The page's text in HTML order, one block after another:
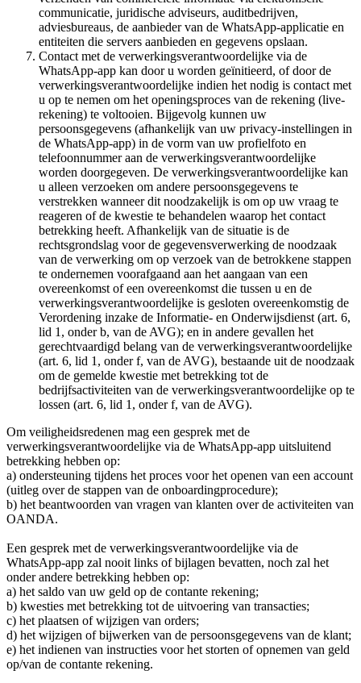
communicatie, juridische adviseurs, auditbedrijven,
adviesbureaus, de aanbieder van de WhatsApp-applicatie en
entiteiten die servers aanbieden en gegevens opslaan.
Contact met de verwerkingsverantwoordelijke via de
WhatsApp-app kan door u worden geïnitieerd, of door de
verwerkingsverantwoordelijke indien het nodig is contact met
u op te nemen om het openingsproces van de rekening (live-
rekening) te voltooien. Bijgevolg kunnen uw
persoonsgegevens (afhankelijk van uw privacy-instellingen in
de WhatsApp-app) in de vorm van uw profielfoto en
telefoonnummer aan de verwerkingsverantwoordelijke
worden doorgegeven. De verwerkingsverantwoordelijke kan
u alleen verzoeken om andere persoonsgegevens te
verstrekken wanneer dit noodzakelijk is om op uw vraag te
reageren of de kwestie te behandelen waarop het contact
betrekking heeft. Afhankelijk van de situatie is de
rechtsgrondslag voor de gegevensverwerking de noodzaak
van de verwerking om op verzoek van de betrokkene stappen
te ondernemen voorafgaand aan het aangaan van een
overeenkomst of een overeenkomst die tussen u en de
verwerkingsverantwoordelijke is gesloten overeenkomstig de
Verordening inzake de Informatie- en Onderwijsdienst (art. 6,
lid 1, onder b, van de AVG); en in andere gevallen het
gerechtvaardigd belang van de verwerkingsverantwoordelijke
(art. 6, lid 1, onder f, van de AVG), bestaande uit de noodzaak
om de gemelde kwestie met betrekking tot de
bedrijfsactiviteiten van de verwerkingsverantwoordelijke op te
lossen (art. 6, lid 1, onder f, van de AVG).
Om veiligheidsredenen mag een gesprek met de
verwerkingsverantwoordelijke via de WhatsApp-app uitsluitend
betrekking hebben op:
a) ondersteuning tijdens het proces voor het openen van een account
(uitleg over de stappen van de onboardingprocedure);
b) het beantwoorden van vragen van klanten over de activiteiten van
OANDA.
Een gesprek met de verwerkingsverantwoordelijke via de
WhatsApp-app zal nooit links of bijlagen bevatten, noch zal het
onder andere betrekking hebben op:
a) het saldo van uw geld op de contante rekening;
b) kwesties met betrekking tot de uitvoering van transacties;
c) het plaatsen of wijzigen van orders;
d) het wijzigen of bijwerken van de persoonsgegevens van de klant;
e) het indienen van instructies voor het storten of opnemen van geld
op/van de contante rekening.